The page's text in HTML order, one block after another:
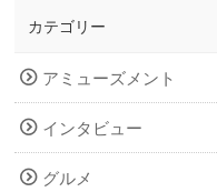
カテゴリー
アミューズメント
インタビュー
グルメ